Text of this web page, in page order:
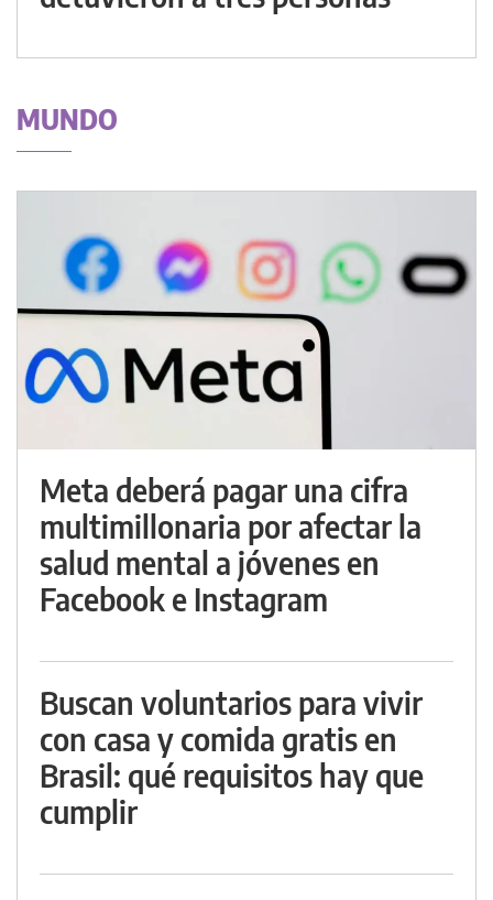
MUNDO
Meta deberá pagar una cifra
multimillonaria por afectar la
salud mental a jóvenes en
Facebook e Instagram
Buscan voluntarios para vivir
con casa y comida gratis en
Brasil: qué requisitos hay que
cumplir